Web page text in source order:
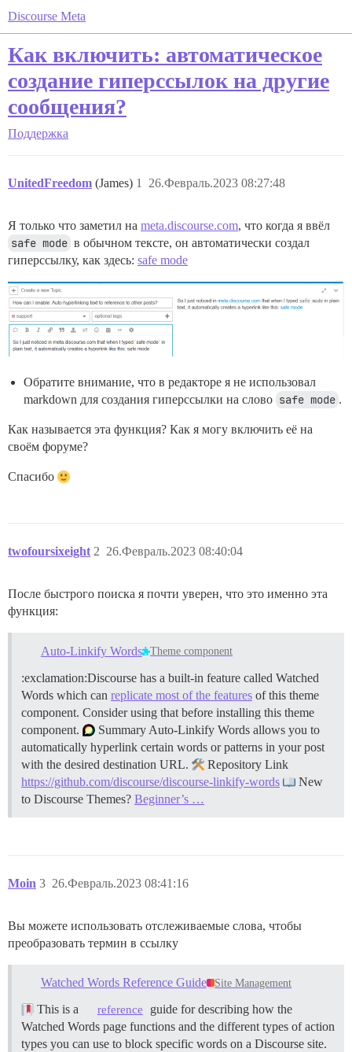
Discourse Meta
Как включить: автоматическое
создание гиперссылок на другие
сообщения?
Поддержка
UnitedFreedom (James) 26.Февраль.2023 08:27:48
1
Я только что заметил на meta.discourse.com, что когда я ввёл
safe mode в обычном тексте, он автоматически создал
гиперссылку, как здесь: safe mode
Обратите внимание, что в редакторе я не использовал
markdown для создания гиперссылки на слово safe mode .
Как называется эта функция? Как я могу включить её на
своём форуме?
Спасибо
twofoursixeight 26.Февраль.2023 08:40:04
2
После быстрого поиска я почти уверен, что это именно эта
функция:
Auto-Linkify Words Theme component
:exclamation:Discourse has a built-in feature called Watched
Words which can replicate most of the features of this theme
component. Consider using that before installing this theme
component.
Summary Auto-Linkify Words allows you to
automatically hyperlink certain words or patterns in your post
with the desired destination URL.
Repository Link
https://github.com/discourse/discourse-linkify-words
New
to Discourse Themes? Beginner’s …
Moin 26.Февраль.2023 08:41:16
3
Вы можете использовать отслеживаемые слова, чтобы
преобразовать термин в ссылку
Watched Words Reference Guide Site Management
This is a reference
guide for describing how the
Watched Words page functions and the different types of action
types you can use to block specific words on a Discourse site.